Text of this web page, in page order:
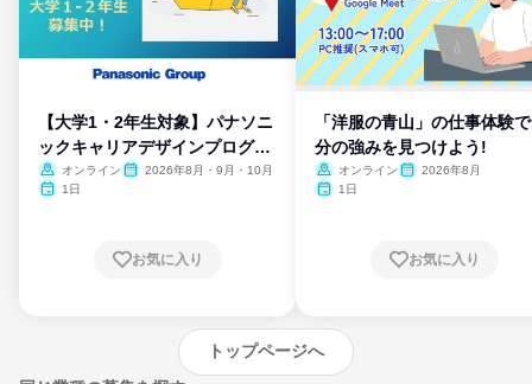
【大学1・2年生対象】パナソニ
ックキャリアデザインプログラ
ム
オンライン
2026年8月・9月・10月
1日
お気に入り
「洋服の青山」の仕事体験
分の強みを見つけよう!
オンライン
2026年8月
1日
お気に入り
トップページへ